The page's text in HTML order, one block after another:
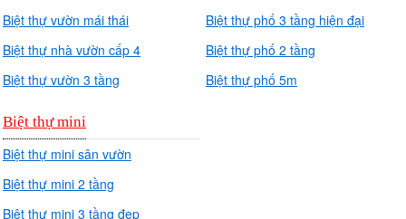
Biệt thự vườn mái thái
Biệt thự nhà vườn cấp 4
Biệt thự vườn 3 tầng
Biệt thự phố 3 tầng hiện đại
Biệt thự phố 2 tầng
Biệt thự phố 5m
Biệt thự mini
Biệt thự mini sân vườn
Biệt thự mini 2 tầng
Biệt thự mini 3 tầng đẹp